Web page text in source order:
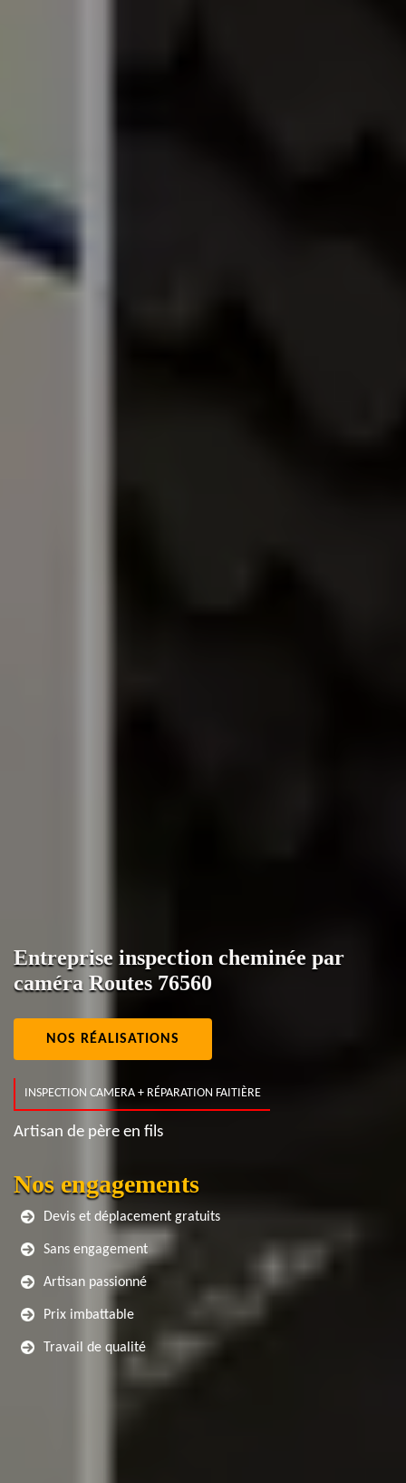
Entreprise inspection cheminée par
caméra Routes 76560
NOS RÉALISATIONS
INSPECTION CAMERA + RÉPARATION FAITIÈRE
Artisan de père en fils
Nos engagements
Devis et déplacement gratuits
Sans engagement
Artisan passionné
Prix imbattable
Travail de qualité